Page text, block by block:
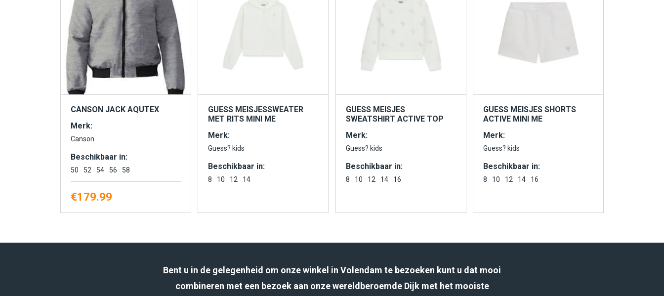
CANSON JACK AQUTEX
Merk:
Canson
Beschikbaar in:
50 52 54 56 58
€179.99
GUESS MEISJESSWEATER
MET RITS MINI ME
Merk:
Guess? kids
Beschikbaar in:
8 10 12 14
GUESS MEISJES
SWEATSHIRT ACTIVE TOP
Merk:
Guess? kids
Beschikbaar in:
8 10 12 14 16
GUESS MEISJES SHORTS
ACTIVE MINI ME
Merk:
Guess? kids
Beschikbaar in:
8 10 12 14 16
Bent u in de gelegenheid om onze winkel in Volendam te bezoeken kunt u dat mooi
combineren met een bezoek aan onze wereldberoemde Dijk met het mooiste